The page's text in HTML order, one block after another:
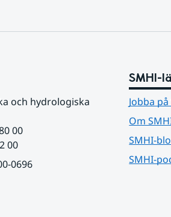
och hydrologiska
00
00
0696
SMHI-
Jobba
Om
SMHI-
SMHI-